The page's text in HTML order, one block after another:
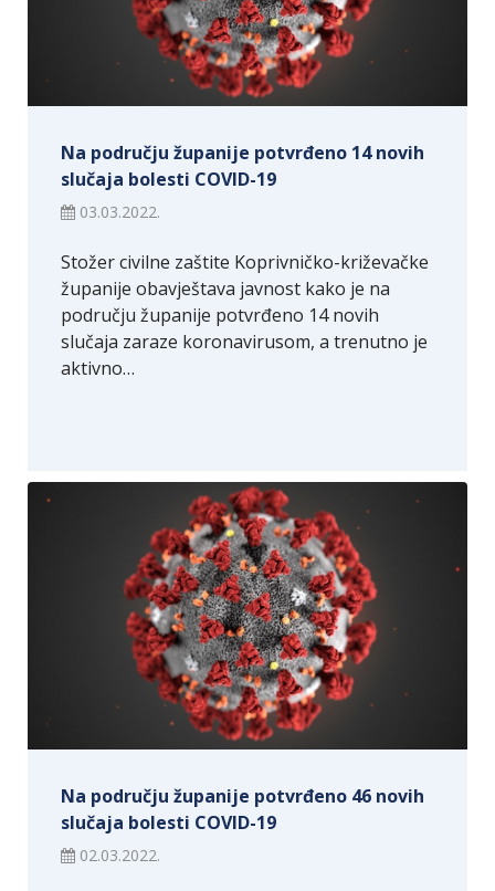
Na području županije potvrđeno 14 novih
slučaja bolesti COVID-19
03.03.2022.
Stožer civilne zaštite Koprivničko-križevačke
županije obavještava javnost kako je na
području županije potvrđeno 14 novih
slučaja zaraze koronavirusom, a trenutno je
aktivno…
Na području županije potvrđeno 46 novih
slučaja bolesti COVID-19
02.03.2022.